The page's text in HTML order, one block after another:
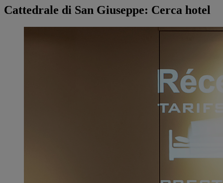
Cattedrale di San Giuseppe: Cerca hotel